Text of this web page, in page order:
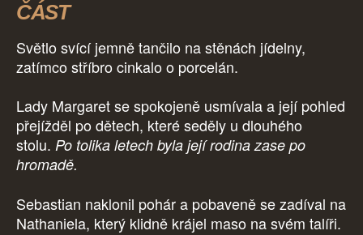
ČÁST
Světlo svící jemně tančilo na stěnách jídelny,
zatímco stříbro cinkalo o porcelán.
Lady Margaret se spokojeně usmívala a její pohled
přejížděl po dětech, které seděly u dlouhého
stolu. Po tolika letech byla její rodina zase po
hromadě.
Sebastian naklonil pohár a pobaveně se zadíval na
Nathaniela, který klidně krájel maso na svém talíři.